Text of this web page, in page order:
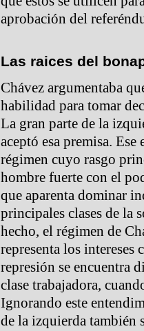
aprobación del
Las raices del
Chávez argumentaba
habilidad para tomar
La gran parte de la
aceptó esa premisa.
régimen cuyo rasgo
hombre fuerte con el
que aparenta dominar
principales clases de la
hecho, el régimen de
representa los intereses
represión se encuentra
clase trabajadora,
Ignorando este
de la izquierda también